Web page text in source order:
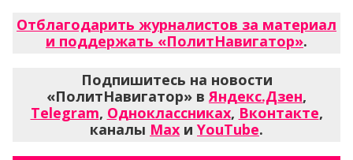
Отблагодарить журналистов за материал
и поддержать «ПолитНавигатор».
Подпишитесь на новости
«ПолитНавигатор» вЯндекс.Дзен,
Telegram, Одноклассниках, Вконтакте,
каналы Max и YouTube.